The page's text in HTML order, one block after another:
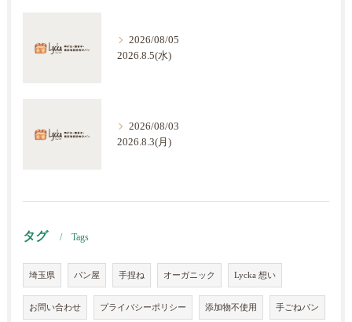
2026/08/05
2026.8.5(水)
2026/08/03
2026.8.3(月)
タグ Tags
埼玉県 パン屋 手捏ね オーガニック Lycka 想い
お問い合わせ プライバシーポリシー 添加物不使用 手ごねパン